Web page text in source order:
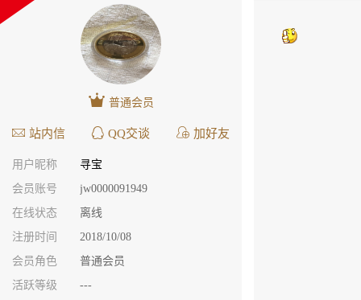
普通会员
站内信 QQ交谈 加好友
用户昵称
寻宝
会员账号
jw0000091949
在线状态
离线
注册时间
2018/10/08
会员角色
普通会员
活跃等级
---